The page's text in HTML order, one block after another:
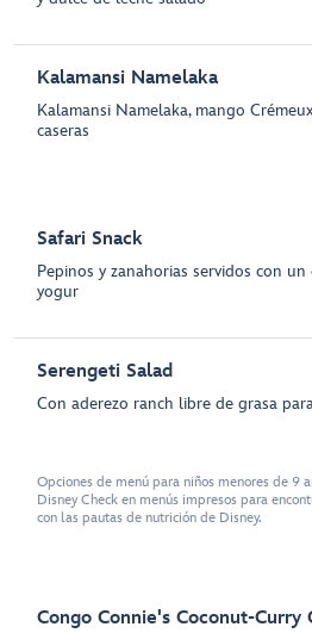
Kalamansi Namelaka
Kalamansi Namelaka, mango
caseras
Safari Snack
Pepinos y zanahorias servidos con
yogur
Serengeti Salad
Con aderezo ranch libre de grasa
Opciones de menú para niños menores de 9
Disney Check en menús impresos para
con las pautas de nutrición de Disney.
Congo Connie's Coconut-Curry